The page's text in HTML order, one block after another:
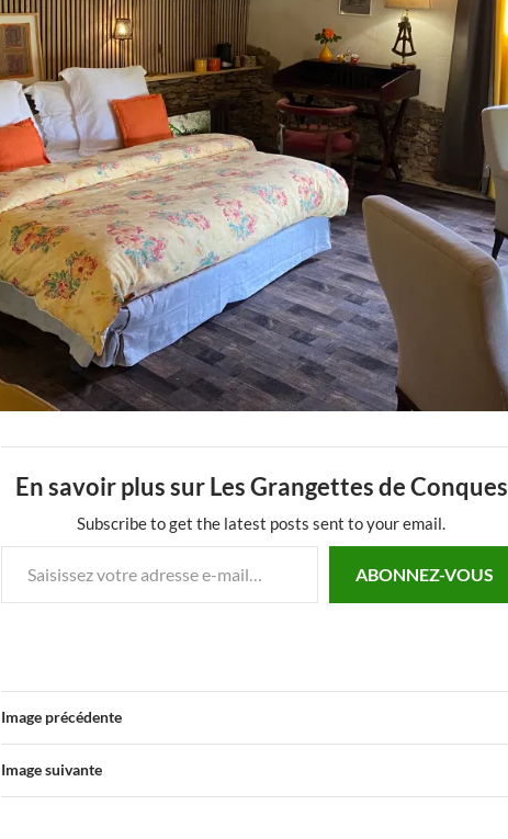
En savoir plus sur Les Grangettes de Conques
Subscribe to get the latest posts sent to your email.
Saisissez votre adresse e-mail…
ABONNEZ-VOUS
Image précédente
Image suivante